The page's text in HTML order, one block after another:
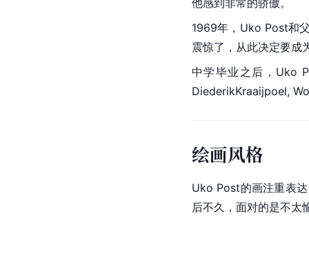
1969年，Uko Post和
震惊了，从此决定要成
中学毕业之后，Uko
DiederikKraaijpoel,
绘画风格
Uko Post的画注重表
后不久，面对的是不太